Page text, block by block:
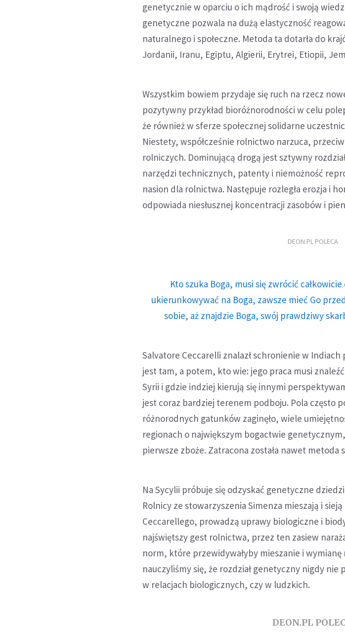
genetycznie w oparciu o ich mądrość i swoją
genetyczne pozwala na dużą elastyczność
naturalnego i społeczne. Metoda ta dotarła do
Jordanii, Iranu, Egiptu, Algierii, Erytrei, Etiopii,
Wszystkim bowiem przydaje się ruch na rzecz
pozytywny przykład bioróżnorodności w celu
że również w sferze społecznej solidarne
Niestety, współcześnie rolnictwo narzuca,
rolniczych. Dominującą drogą jest sztywny
narzędzi technicznych, patenty i niemożność
nasion dla rolnictwa. Następuje rozległa erozja i
odpowiada niesłusznej koncentracji zasobów i
DEON.PL POLECA
Kto szuka Boga, musi się zwrócić
ukierunkowywać na Boga, zawsze mieć Go
sobie, aż znajdzie Boga, swój prawdziwy
Salvatore Ceccarelli znalazł schronienie w Indiach
jest tam, a potem, kto wie: jego praca musi
Syrii i gdzie indziej kierują się innymi
jest coraz bardziej terenem podboju. Pola często
różnorodnych gatunków zaginęło, wiele
regionach o największym bogactwie
pierwsze zboże. Zatracona została nawet metoda
Na Sycylii próbuje się odzyskać genetyczne
Rolnicy ze stowarzyszenia Simenza mieszają i
Ceccarellego, prowadzą uprawy biologiczne i
najświętszy gest rolnictwa, przez ten zasiew
norm, które przewidywałyby mieszanie i
nauczyliśmy się, że rozdział genetyczny nigdy
w relacjach biologicznych, czy w ludzkich.
DEON.PL